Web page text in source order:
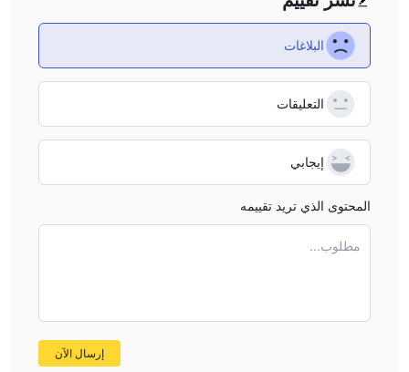
البلاغات
التعليقات
إيجابي
المحتوى الذي تريد تقييمه
مطلوب...
إرسال الآن